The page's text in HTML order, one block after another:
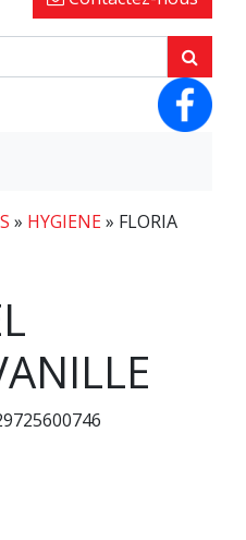
» HYGIENE» FLORIA